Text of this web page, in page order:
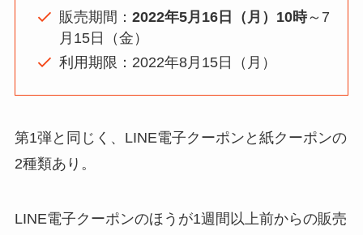
販売期間： 2022年5月16日（月）10時～7
月15日（金）
利用期限：2022年8月15日（月）
第1弾と同じく、LINE電子クーポンと紙クーポンの
2種類あり。
LINE電子クーポンのほうが1週間以上前からの販売